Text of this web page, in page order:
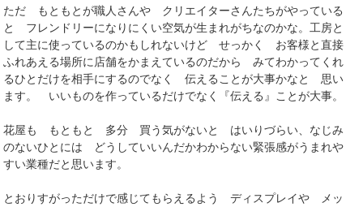
ただ もともとが職人さんや クリエイターさんたちがやっている
と フレンドリーになりにくい空気が生まれがちなのかな。工房と
して主に使っているのかもしれないけど せっかく お客様と直接
ふれあえる場所に店舗をかまえているのだから みてわかってくれ
るひとだけを相手にするのでなく 伝えることが大事かなと 思い
ます。 いいものを作っているだけでなく『伝える』ことが大事。
花屋も もともと 多分 買う気がないと はいりづらい、なじみ
のないひとには どうしていいんだかわからない緊張感がうまれや
すい業種だと思います。
とおりすがっただけで感じてもらえるよう ディスプレイや メッ